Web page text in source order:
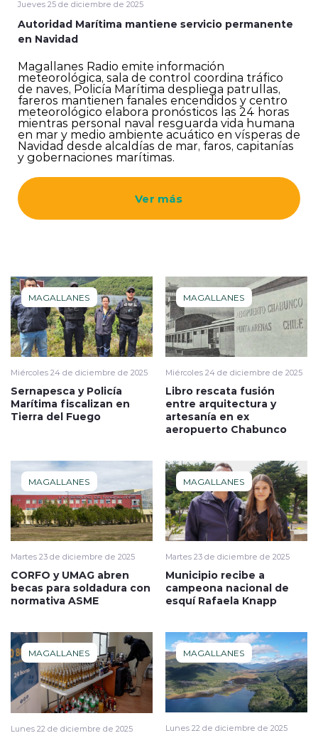
Jueves 25 de diciembre de 2025
Autoridad Marítima mantiene servicio permanente
en Navidad
Magallanes Radio emite información
meteorológica, sala de control coordina tráfico
de naves, Policía Marítima despliega patrullas,
fareros mantienen fanales encendidos y centro
meteorológico elabora pronósticos las 24 horas
mientras personal naval resguarda vida humana
en mar y medio ambiente acuático en vísperas de
Navidad desde alcaldías de mar, faros, capitanías
y gobernaciones marítimas.
Ver más
MAGALLANES
Miércoles 24 de diciembre de 2025
Sernapesca y Policía
Marítima fiscalizan en
Tierra del Fuego
MAGALLANES
Miércoles 24 de diciembre de 2025
Libro rescata fusión
entre arquitectura y
artesanía en ex
aeropuerto Chabunco
MAGALLANES
Martes 23 de diciembre de 2025
CORFO y UMAG abren
becas para soldadura con
normativa ASME
MAGALLANES
Martes 23 de diciembre de 2025
Municipio recibe a
campeona nacional de
esquí Rafaela Knapp
MAGALLANES
Lunes 22 de diciembre de 2025
MAGALLANES
Lunes 22 de diciembre de 2025